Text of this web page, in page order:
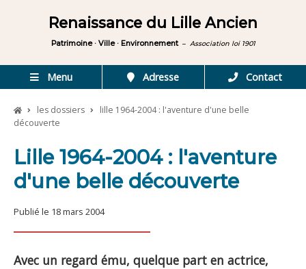
Renaissance du Lille Ancien
Patrimoine · Ville · Environnement– Association loi 1901
Menu Adresse Contact
les dossiers
lille 1964-2004 : l'aventure d'une belle
découverte
Lille 1964-2004 : l'aventure
d'une belle découverte
Publié le 18 mars 2004
Avec un regard ému, quelque part en actrice,